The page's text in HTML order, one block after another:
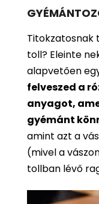
Titokzatosnak
toll? Eleinte
alapvetően
felveszed a
anyagot,
gyémánt
amint azt a
(mivel a
tollban lévő